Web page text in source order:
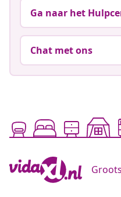
handige
allemaal. Maar ook voor
zit je bij ons goed.
veelzijdige collectie en
Altijd
producten aan. Zo kan
of buitenruimte
over
Word lid van vidaXL+
Ben jij een ware
Ga naar het
Chat met ons